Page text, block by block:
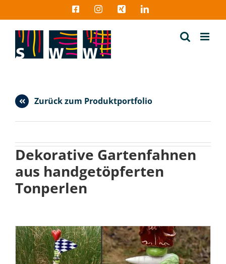
springen
FacebookInstagramXing LinkedIn
Zurück zum Produktportfolio
Dekorative Gartenfahnen
aus handgetöpferten
Tonperlen